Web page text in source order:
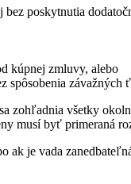
poskytnutia
kúpnej zmluvy, alebo
spôsobenia závažných
všetky
byť primeraná
je vada